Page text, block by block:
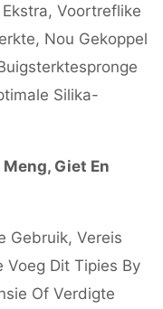
Voortreflike
Nou Gekoppel
Silika-
Giet En
Gebruik, Vereis
Voeg Dit Tipies By
Of Verdigte